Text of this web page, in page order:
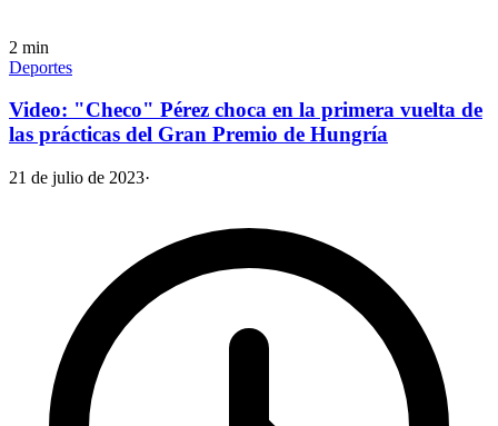
2 min
Deportes
Video: "Checo" Pérez choca en la primera vuelta de
las prácticas del Gran Premio de Hungría
21 de julio de 2023·